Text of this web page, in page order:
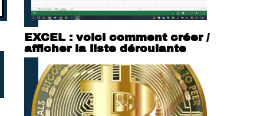
EXCEL : voici comment créer /
afficher la liste déroulante